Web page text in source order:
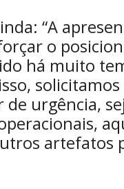
“A
o
há muito
de urgência,
artefatos